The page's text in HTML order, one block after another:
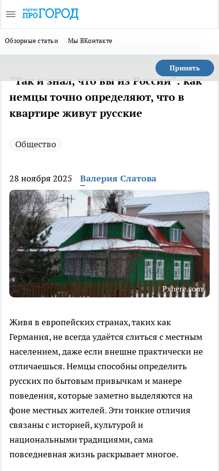
Обзорные статьи Мы ВКонтакте
Принять
"Так и знал, что вы из России": как
немцы точно определяют, что в
квартире живут русские
Общество
28 ноября 2025 Валерия Слатова
Pxhere.com
Живя в европейских странах, таких как
Германия, не всегда удаётся слиться с местным
населением, даже если внешне практически не
отличаешься. Немцы способны определить
русских по бытовым привычкам и манере
поведения, которые заметно выделяются на
фоне местных жителей. Эти тонкие отличия
связаны с историей, культурой и
национальными традициями, сама
повседневная жизнь раскрывает многое.